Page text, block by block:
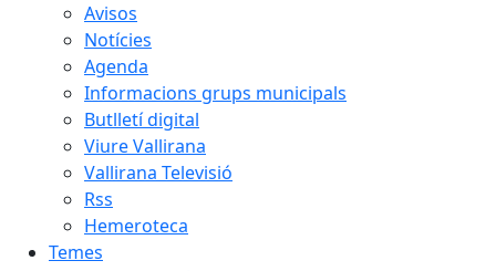
Avisos
Notícies
Agenda
Informacions grups municipals
Butlletí digital
Viure Vallirana
Vallirana Televisió
Rss
Hemeroteca
Temes